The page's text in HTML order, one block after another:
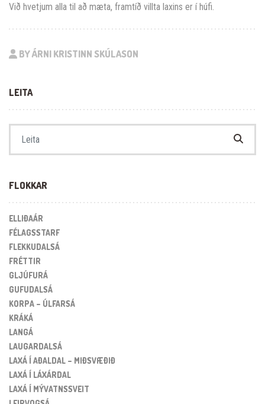
Við hvetjum alla til að mæta, framtíð villta laxins er í húfi.
BY ÁRNI KRISTINN SKÚLASON
LEITA
FLOKKAR
ELLIÐAÁR
FÉLAGSSTARF
FLEKKUDALSÁ
FRÉTTIR
GLJÚFURÁ
GUFUDALSÁ
KORPA – ÚLFARSÁ
KRÁKÁ
LANGÁ
LAUGARDALSÁ
LAXÁ Í AÐALDAL – MIÐSVÆÐIÐ
LAXÁ Í LÁXÁRDAL
LAXÁ Í MÝVATNSSVEIT